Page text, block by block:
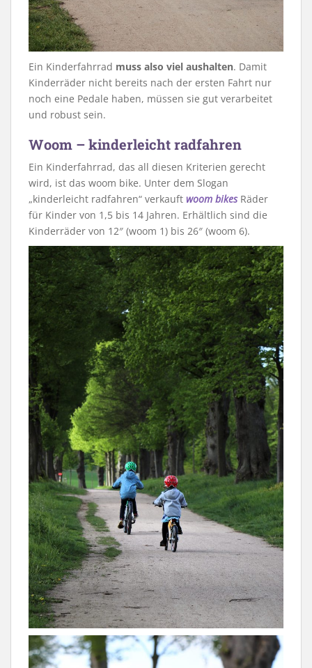
Ein Kinderfahrrad muss also viel aushalten. Damit
Kinderräder nicht bereits nach der ersten Fahrt nur
noch eine Pedale haben, müssen sie gut verarbeitet
und robust sein.
Woom – kinderleicht radfahren
Ein Kinderfahrrad, das all diesen Kriterien gerecht
wird, ist das woom bike. Unter dem Slogan
„kinderleicht radfahren“ verkauft woom bikesRäder
für Kinder von 1,5 bis 14 Jahren. Erhältlich sind die
Kinderräder von 12″ (woom 1) bis 26″ (woom 6).